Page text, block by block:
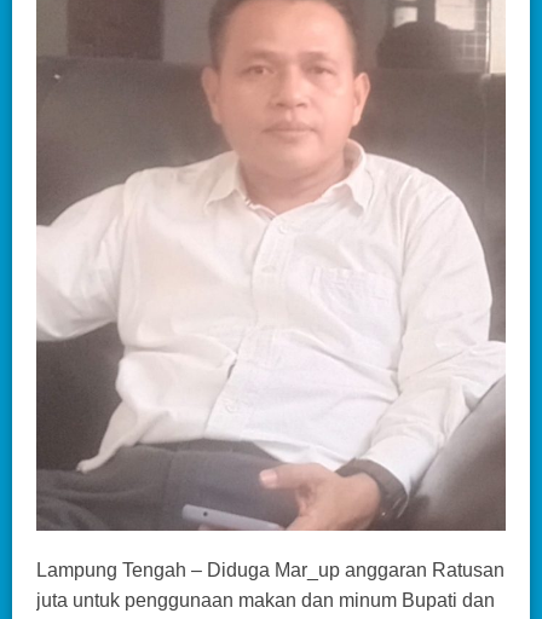
Lampung Tengah – Diduga Mar_up anggaran Ratusan
juta untuk penggunaan makan dan minum Bupati dan